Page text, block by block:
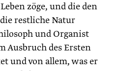
zöge, und die den
restliche Natur
und Organist
Ausbruch des Ersten
und von allem, was er